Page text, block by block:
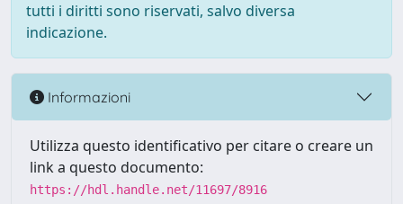
tutti i diritti sono riservati, salvo diversa
indicazione.
Informazioni
Utilizza questo identificativo per citare o creare un
link a questo documento:
https://hdl.handle.net/11697/8916